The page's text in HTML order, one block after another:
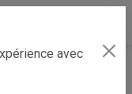
avec